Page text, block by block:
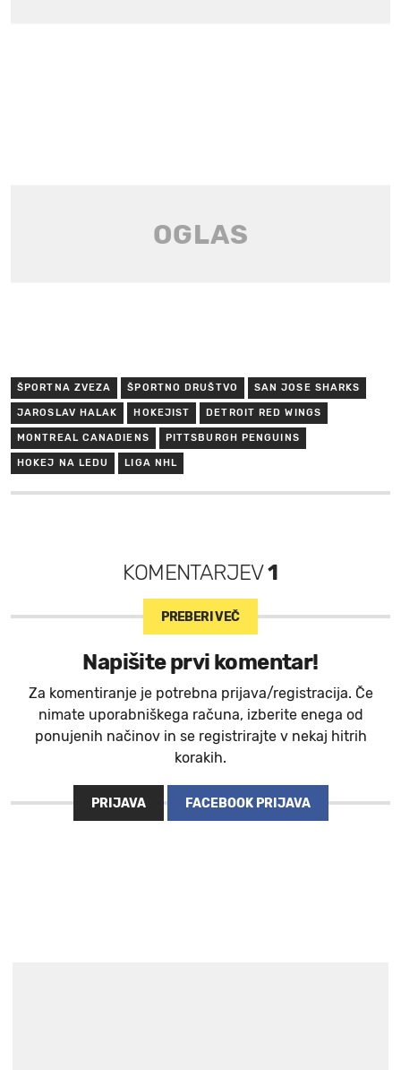
ŠPORTNA ZVEZA ŠPORTNO DRUŠTVO SAN JOSE SHARKS
JAROSLAV HALAK HOKEJIST DETROIT RED WINGS
MONTREAL CANADIENS PITTSBURGH PENGUINS
HOKEJ NA LEDU LIGA NHL
KOMENTARJEV1
PREBERI VEČ
Napišite prvi komentar!
Za komentiranje je potrebna prijava/registracija. Če
nimate uporabniškega računa, izberite enega od
ponujenih načinov in se registrirajte v nekaj hitrih
korakih.
PRIJAVA FACEBOOK PRIJAVA